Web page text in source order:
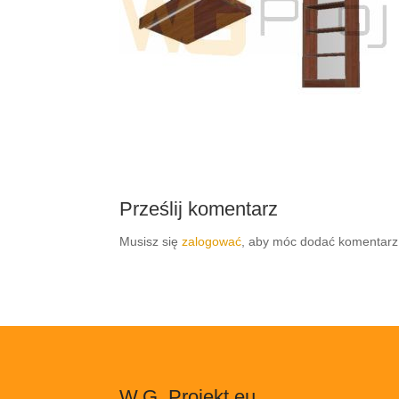
Prześlij komentarz
Musisz sięzalogować, aby móc dodać